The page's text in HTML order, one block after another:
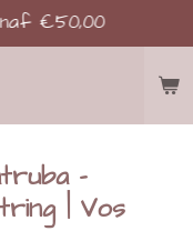
€50,00
-
| Vos